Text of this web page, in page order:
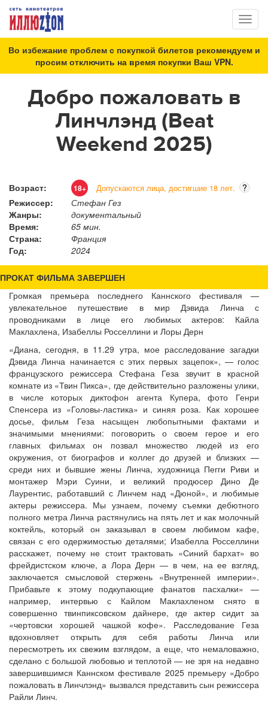
Во избежание проблем с покупкой билетов рекомендуем и
просим отключить на время покупки Ваш VPN.
Добро пожаловать в
Линчлэнд (Beat
Weekend 2025)
Возраст: 18+ Допускаются лица, достигшие 18 лет.
?
Режиссер:
Стефан Гез
Жанры:
документальный
Время:
65 мин.
Страна:
Франция
Год:
2024
ПРОКАТ ФИЛЬМА ЗАВЕРШЕН
Громкая премьера последнего Каннского фестиваля —
увлекательное путешествие в мир Дэвида Линча с
проводниками в лице его любимых актеров: Кайла
Маклахлена, Изабеллы Росселлини и Лоры Дерн
«Диана, сегодня, в 11.29 утра, мое расследование загадки
Дэвида Линча начинается с этих первых зацепок», — голос
французского режиссера Стефана Геза звучит в красной
комнате из «Твин Пикса», где действительно разложены улики,
в числе которых диктофон агента Купера, фото Генри
Спенсера из «Головы-ластика» и синяя роза. Как хорошее
досье, фильм Геза насыщен любопытными фактами и
значимыми мнениями: поговорить о своем герое и его
главных фильмах он позвал множество людей из его
окружения, от биографов и коллег до друзей и близких —
среди них и бывшие жены Линча, художница Пегги Риви и
монтажер Мэри Суини, и великий продюсер Дино Де
Лаурентис, работавший с Линчем над «Дюной», и любимые
актеры режиссера. Мы узнаем, почему съемки дебютного
полного метра Линча растянулись на пять лет и как молочный
коктейль, который он заказывал в своем любимом кафе,
связан с его одержимостью деталями; Изабелла Росселлини
расскажет, почему не стоит трактовать «Синий бархат» во
фрейдистском ключе, а Лора Дерн — в чем, на ее взгляд,
заключается смысловой стержень «Внутренней империи».
Прибавьте к этому подкупающие фанатов пасхалки» —
например, интервью с Кайлом Маклахленом снято в
совершенно твинпиксовском дайнере, где актер сидит за
«чертовски хорошей чашкой кофе». Расследование Геза
вдохновляет открыть для себя работы Линча или
пересмотреть их свежим взглядом, а еще, что немаловажно,
сделано с большой любовью и теплотой — не зря на недавно
завершившимся Каннском фестивале 2025 премьеру «Добро
пожаловать в Линчлэнд» вызвался представить сын режиссера
Райли Линч.